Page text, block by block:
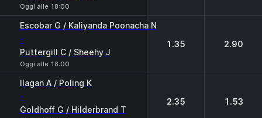
Oggi alle 18:00
Escobar G / Kaliyanda Poonacha N
-
Puttergill C / Sheehy J
Oggi alle 18:00
1.35 2.90
Ilagan A / Poling K
-
Goldhoff G / Hilderbrand T
2.35 1.53